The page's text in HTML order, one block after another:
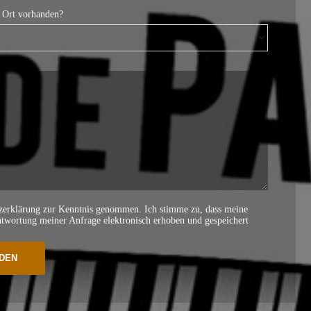
vorhanden?
zur Kenntnis genommen. Ich stimme zu, dass meine
meiner Anfrage elektronisch erhoben und gespeichert